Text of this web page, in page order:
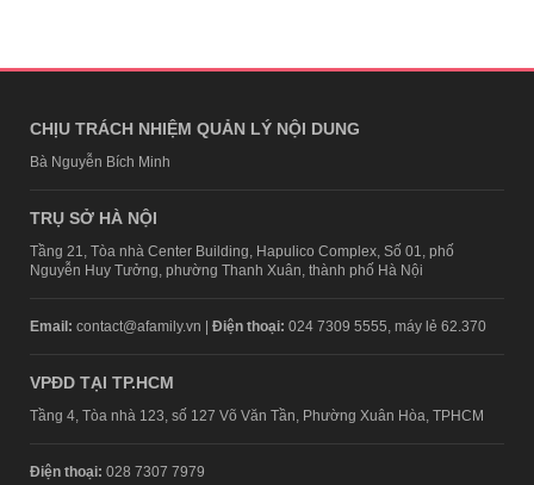
CHỊU TRÁCH NHIỆM QUẢN LÝ NỘI DUNG
Bà Nguyễn Bích Minh
TRỤ SỞ HÀ NỘI
Tầng 21, Tòa nhà Center Building, Hapulico Complex, Số 01, phố
Nguyễn Huy Tưởng, phường Thanh Xuân, thành phố Hà Nội
Email: contact@afamily.vn | Điện thoại: 024 7309 5555, máy lẻ 62.370
VPĐD TẠI TP.HCM
Tầng 4, Tòa nhà 123, số 127 Võ Văn Tần, Phường Xuân Hòa, TPHCM
Điện thoại: 028 7307 7979